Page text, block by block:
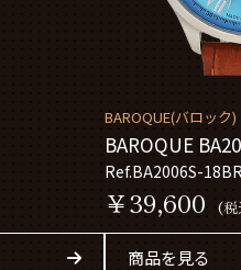
BAROQUE(バロック)
BAROQUE
Ref.BA2006S-
￥39,600 (税
商品を見る